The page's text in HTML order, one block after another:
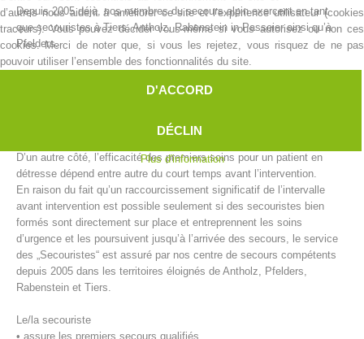
Centres de secours
Depuis 2005 déjà, nos membres du secours alpin exercent en tant
que secouristes à Tiers, Antholz, Rabenstein in Passeier ainsi qu’à
Pfelders.
qu’en ville avant l’arrivée des secours ou du médecin d’urgence. En
encore en cas de mauvaises conditions météorologiques (p. ex:
D’un autre côté, l’efficacité des premiers soins pour un patient en
détresse dépend entre autre du court temps avant l’intervention.
En raison du fait qu’un raccourcissement significatif de l’intervalle
avant intervention est possible seulement si des secouristes bien
formés sont directement sur place et entreprennent les soins
d’urgence et les poursuivent jusqu’à l’arrivée des secours, le service
des „Secouristes“ est assuré par nos centre de secours compétents
depuis 2005 dans les territoires éloignés de Antholz, Pfelders,
Rabenstein et Tiers.
Le/la secouriste
• assure les premiers secours qualifiés
d’autres nous aident à améliorer ce site et l’expérience utilisateur (cookies
traceurs). Vous pouvez décider vous-même si vous autorisez ou non ces
cookies. Merci de noter que, si vous les rejetez, vous risquez de ne pas
pouvoir utiliser l’ensemble des fonctionnalités du site.
D'ACCORD
DÉCLIN
Plus d'information